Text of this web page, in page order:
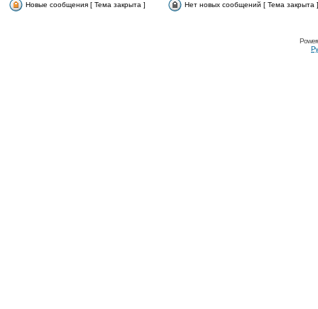
Новые сообщения [ Тема закрыта ]
Нет новых сообщений [ Тема закрыта ]